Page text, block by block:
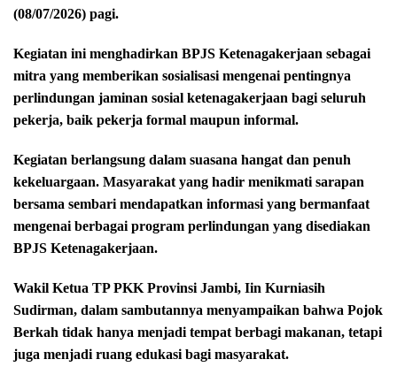
(08/07/2026) pagi.
Kegiatan ini menghadirkan BPJS Ketenagakerjaan sebagai
mitra yang memberikan sosialisasi mengenai pentingnya
perlindungan jaminan sosial ketenagakerjaan bagi seluruh
pekerja, baik pekerja formal maupun informal.
Kegiatan berlangsung dalam suasana hangat dan penuh
kekeluargaan. Masyarakat yang hadir menikmati sarapan
bersama sembari mendapatkan informasi yang bermanfaat
mengenai berbagai program perlindungan yang disediakan
BPJS Ketenagakerjaan.
Wakil Ketua TP PKK Provinsi Jambi, Iin Kurniasih
Sudirman, dalam sambutannya menyampaikan bahwa Pojok
Berkah tidak hanya menjadi tempat berbagi makanan, tetapi
juga menjadi ruang edukasi bagi masyarakat.